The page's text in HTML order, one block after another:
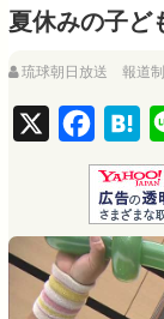
夏休みの子ど
琉球朝日放送 報道
a
c
e
b
o
H
a
t
e
n